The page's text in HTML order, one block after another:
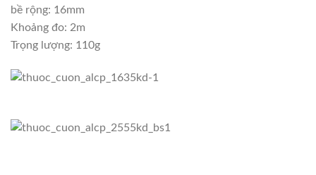
bề rộng: 16mm
Khoảng đo: 2m
Trọng lượng: 110g